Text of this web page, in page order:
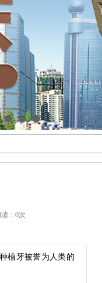
5 6
7
： 0次
植牙被誉为人类的